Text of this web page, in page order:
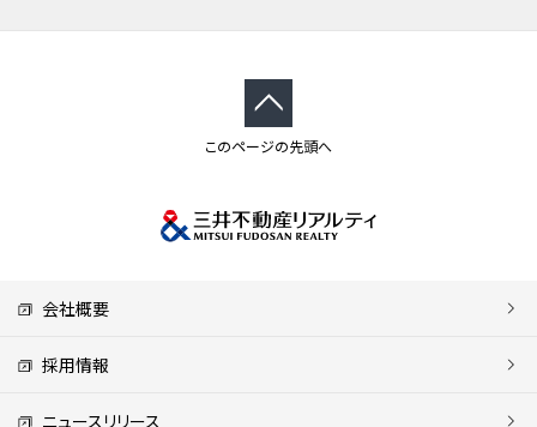
このページの先頭へ
会社概要
採用情報
ニュースリリース